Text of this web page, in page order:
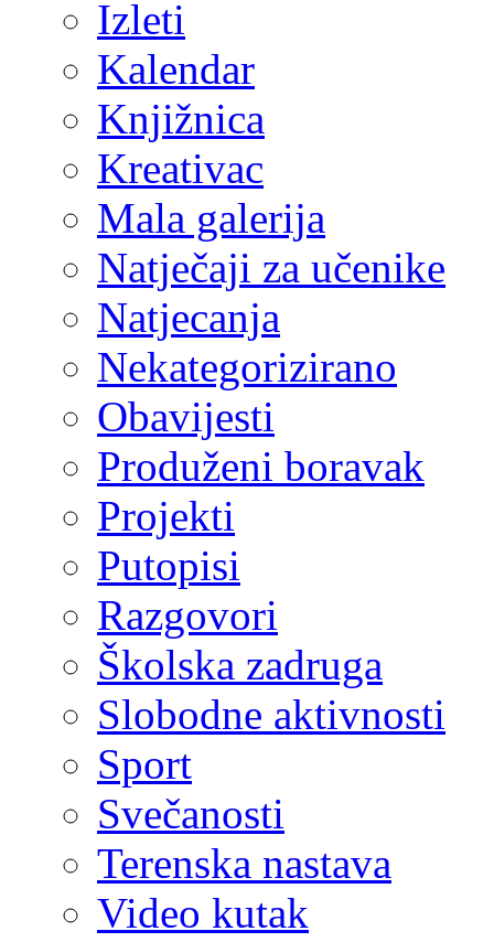
Izleti
Kalendar
Knjižnica
Kreativac
Mala galerija
Natječaji za učenike
Natjecanja
Nekategorizirano
Obavijesti
Produženi boravak
Projekti
Putopisi
Razgovori
Školska zadruga
Slobodne aktivnosti
Sport
Svečanosti
Terenska nastava
Video kutak